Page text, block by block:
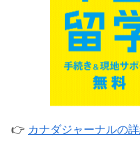
👉 カナダジャーナルの